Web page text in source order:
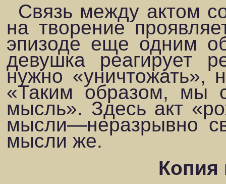
Связь между актом
на творение
эпизоде еще одним
девушка реагирует
нужно «уничтожать»,
«Таким образом, мы
мысль». Здесь акт
мысли—неразрывно
мысли же.
Копия